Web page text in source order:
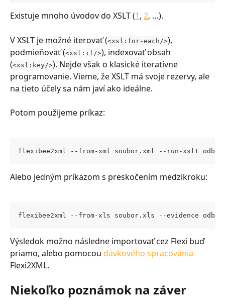
Existuje mnoho úvodov do XSLT (1, 2, …).
V XSLT je možné iterovať (<xsl:for-each/>),
podmieňovať (<xsl:if/>), indexovať obsah
(<xsl:key/>). Nejde však o klasické iteratívne
programovanie. Vieme, že XSLT má svoje rezervy, ale
na tieto účely sa nám javí ako ideálne.
Potom použijeme príkaz:
flexibee2xml --from-xml soubor.xml --run-xslt
Alebo jedným príkazom s preskočením medzikroku:
flexibee2xml --from-xls soubor.xls --evidence
Výsledok možno následne importovať cez Flexi buď
priamo, alebo pomocou dávkového spracovania
Flexi2XML.
Niekoľko poznámok na záver